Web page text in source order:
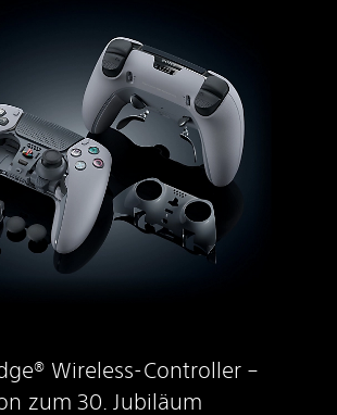
Wireless-Controller –
zum 30. Jubiläum